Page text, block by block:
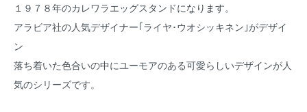
１９７８年のカレワラエッグスタンドになります。
アラビア社の人気デザイナー｢ライヤ･ウオシッキネン｣がデザイ
ン
落ち着いた色合いの中にユーモアのある可愛らしいデザインが人
気のシリーズです。